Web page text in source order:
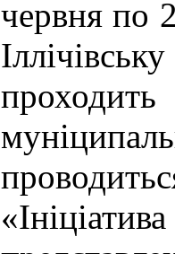
червня по